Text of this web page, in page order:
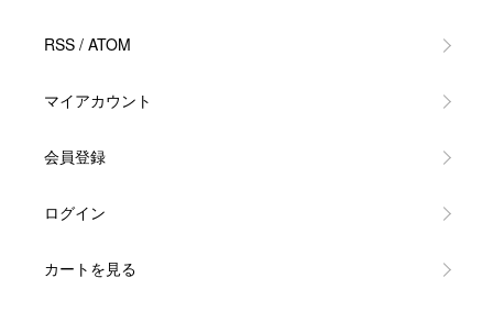
RSS / ATOM
マイアカウント
会員登録
ログイン
カートを見る